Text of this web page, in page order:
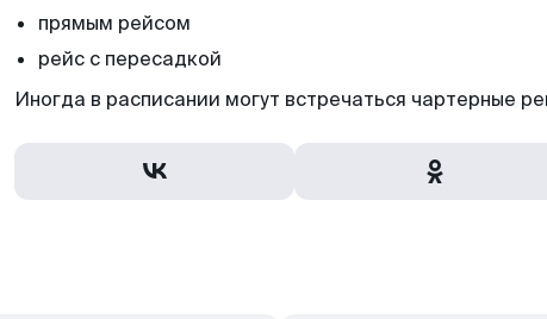
прямым рейсом
рейс с пересадкой
Иногда в расписании могут встречаться чартерные